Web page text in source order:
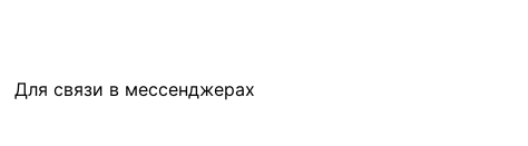
Для связи в мессенджерах